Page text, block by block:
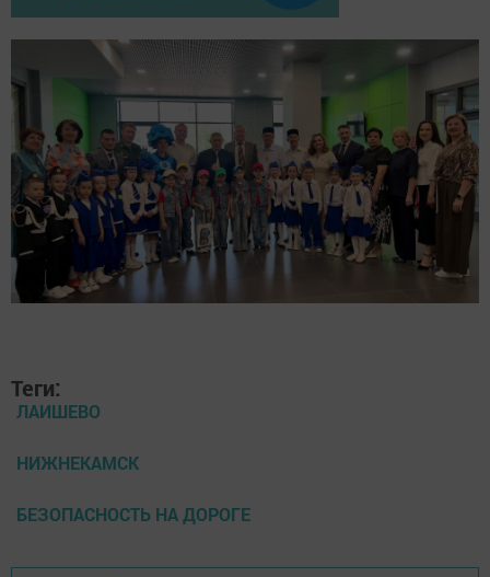
Теги:
ЛАИШЕВО
НИЖНЕКАМСК
БЕЗОПАСНОСТЬ НА ДОРОГЕ